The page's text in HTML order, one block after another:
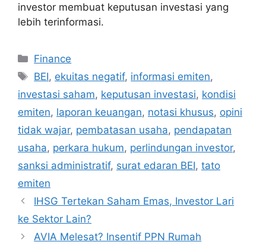
investor membuat keputusan investasi yang
lebih terinformasi.
Categories
Finance
Tags
BEI, ekuitas negatif, informasi emiten,
investasi saham, keputusan investasi, kondisi
emiten, laporan keuangan, notasi khusus, opini
tidak wajar, pembatasan usaha, pendapatan
usaha, perkara hukum, perlindungan investor,
sanksi administratif, surat edaran BEI, tato
emiten
IHSG Tertekan Saham Emas, Investor Lari
ke Sektor Lain?
AVIA Melesat? Insentif PPN Rumah